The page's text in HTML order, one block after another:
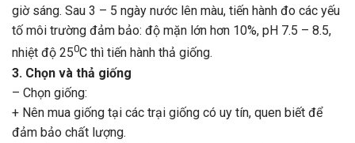
giờ sáng. Sau 3 – 5 ngày nước lên màu, tiến hành đo các yếu
tố môi trường đảm bảo: độ mặn lớn hơn 10%, pH 7.5 – 8.5,
nhiệt độ 250C thì tiến hành thả giống.
3. Chọn và thả giống
– Chọn giống:
+ Nên mua giống tại các trại giống có uy tín, quen biết để
đảm bảo chất lượng.